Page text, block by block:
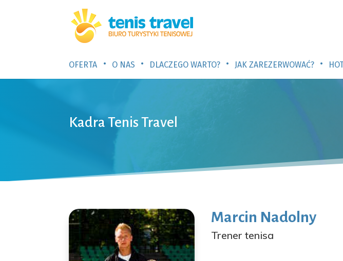
OFERTA • O NAS • DLACZEGO WARTO? • JAK ZAREZERWOWAĆ? •
Kadra Tenis Travel
Marcin Nadolny
Trener tenisa